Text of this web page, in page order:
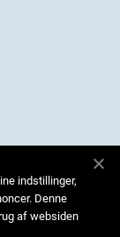
indstillinger,
Denne
af websiden